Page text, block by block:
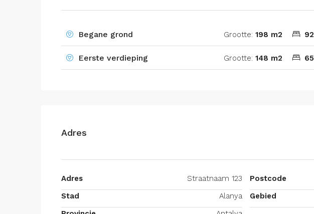
Begane grond Grootte: 198 m2
Eerste verdieping Grootte: 148 m2
Adres
Adres
Straatnaam 123
Stad
Alanya
Postcode
Gebied